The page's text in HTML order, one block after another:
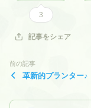
3
記事をシェア
前の記事
革新的プランター♪